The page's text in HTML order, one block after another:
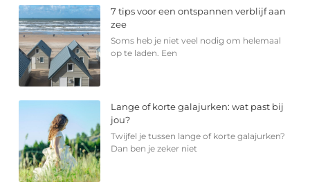
7 tips voor een ontspannen verblijf aan
zee
Soms heb je niet veel nodig om helemaal
op te laden. Een
Lange of korte galajurken: wat past bij
jou?
Twijfel je tussen lange of korte galajurken?
Dan ben je zeker niet